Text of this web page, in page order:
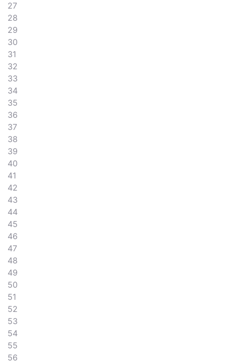
27
28
29
30
31
32
33
34
35
36
37
38
39
40
41
42
43
44
45
46
47
48
49
50
51
52
53
54
55
56